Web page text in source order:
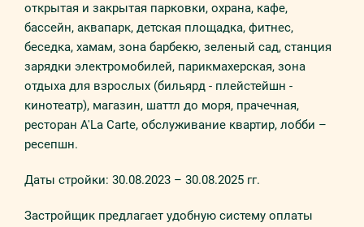
открытая и закрытая парковки, охрана, кафе,
бассейн, аквапарк, детская площадка, фитнес,
беседка, хамам, зона барбекю, зеленый сад, станция
зарядки электромобилей, парикмахерская, зона
отдыха для взрослых (бильярд - плейстейшн -
кинотеатр), магазин, шаттл до моря, прачечная,
ресторан A'La Carte, обслуживание квартир, лобби –
ресепшн.
Даты стройки: 30.08.2023 – 30.08.2025 гг.
Застройщик предлагает удобную систему оплаты